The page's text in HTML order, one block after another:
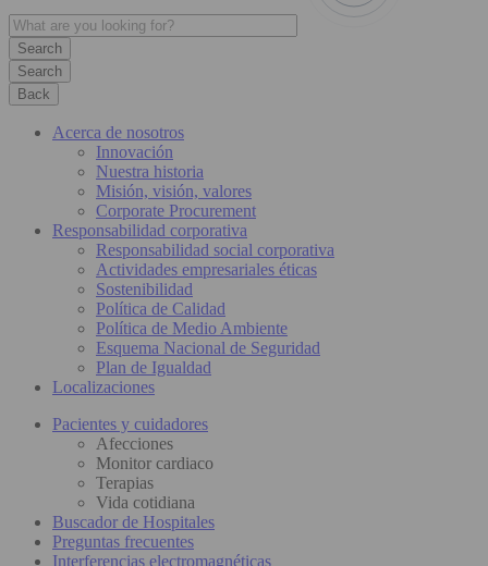
Search
Back
Acerca de nosotros
Innovación
Nuestra historia
Misión, visión, valores
Corporate Procurement
Responsabilidad corporativa
Responsabilidad social corporativa
Actividades empresariales éticas
Sostenibilidad
Política de Calidad
Política de Medio Ambiente
Esquema Nacional de Seguridad
Plan de Igualdad
Localizaciones
Pacientes y cuidadores
Afecciones
Monitor cardiaco
Terapias
Vida cotidiana
Buscador de Hospitales
Preguntas frecuentes
Interferencias electromagnéticas